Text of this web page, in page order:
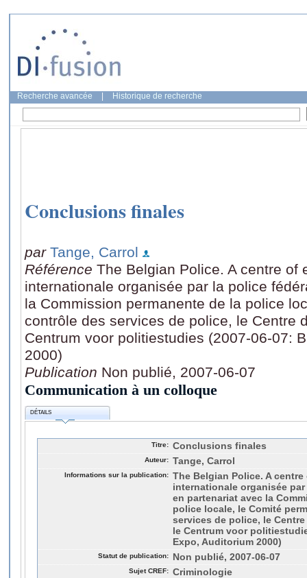
Recherche avancée Historique de recherche
Conclusions finales
par Tange, Carrol
Référence The Belgian Police. A centre of
internationale organisée par la police
la Commission permanente de la police
contrôle des services de police, le Centre
Centrum voor politiestudies (2007-06-07:
2000)
Publication Non publié, 2007-06-07
Communication à un colloque
DÉTAILS
Titre: Conclusions finales
Auteur: Tange, Carrol
Informations sur la publication: The Belgian Police. A
internationale organisée
en partenariat avec la
police locale, le Comité
services de police, le
le Centrum voor
Expo, Auditorium 2000)
Statut de publication: Non publié, 2007-06-07
Sujet CREF: Criminologie